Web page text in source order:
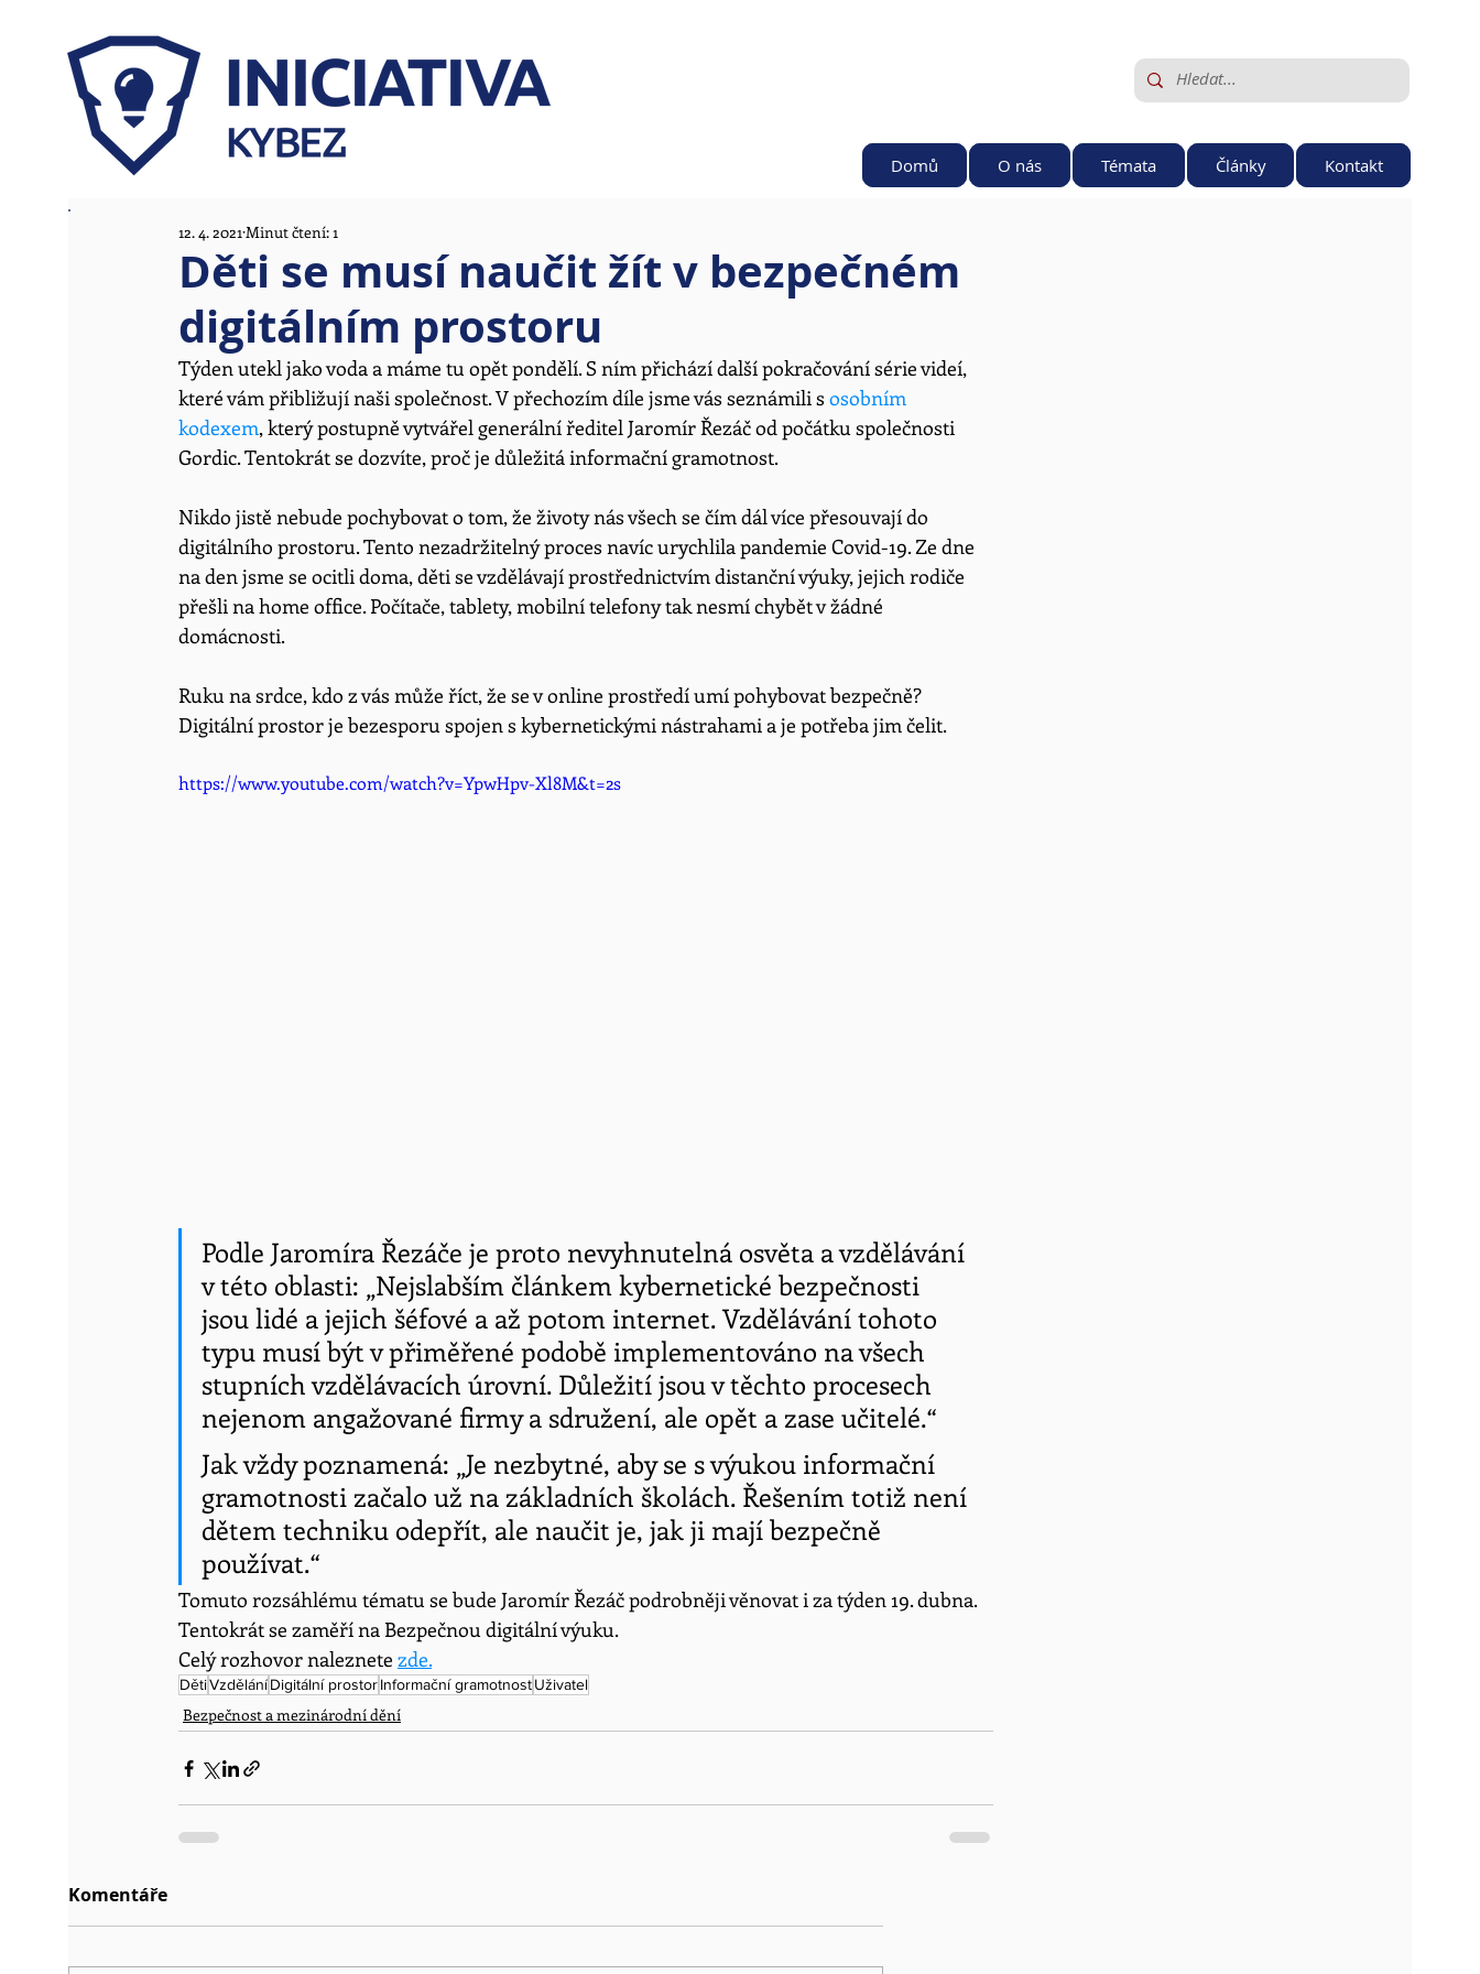
Domů O nás Témata Články Kontakt
Děti se musí naučit žít v bezpečném
digitálním prostoru
12. 4. 2021Minut čtení: 1
Týden utekl jako voda a máme tu opět pondělí. S ním přichází další pokračování série videí,
které vám přibližují naši společnost. V přechozím díle jsme vás seznámili s osobním
kodexem, který postupně vytvářel generální ředitel Jaromír Řezáč od počátku společnosti
Gordic. Tentokrát se dozvíte, proč je důležitá informační gramotnost.
Nikdo jistě nebude pochybovat o tom, že životy nás všech se čím dál více přesouvají do
digitálního prostoru. Tento nezadržitelný proces navíc urychlila pandemie Covid-19. Ze dne
na den jsme se ocitli doma, děti se vzdělávají prostřednictvím distanční výuky, jejich rodiče
přešli na home office. Počítače, tablety, mobilní telefony tak nesmí chybět v žádné
domácnosti.
Ruku na srdce, kdo z vás může říct, že se v online prostředí umí pohybovat bezpečně?
Digitální prostor je bezesporu spojen s kybernetickými nástrahami a je potřeba jim čelit.
https://www.youtube.com/watch?v=YpwHpv-Xl8M&t=2s
Podle Jaromíra Řezáče je proto nevyhnutelná osvěta a vzdělávání
v této oblasti: „Nejslabším článkem kybernetické bezpečnosti
jsou lidé a jejich šéfové a až potom internet. Vzdělávání tohoto
typu musí být v přiměřené podobě implementováno na všech
stupních vzdělávacích úrovní. Důležití jsou v těchto procesech
nejenom angažované firmy a sdružení, ale opět a zase učitelé.“
Jak vždy poznamená: „Je nezbytné, aby se s výukou informační
gramotnosti začalo už na základních školách. Řešením totiž není
dětem techniku odepřít, ale naučit je, jak ji mají bezpečně
používat.“
Tomuto rozsáhlému tématu se bude Jaromír Řezáč podrobněji věnovat i za týden 19. dubna.
Tentokrát se zaměří na Bezpečnou digitální výuku.
Celý rozhovor naleznete zde.
DětiVzděláníDigitální prostorInformační gramotnostUživatel
Bezpečnost a mezinárodní dění
Komentáře